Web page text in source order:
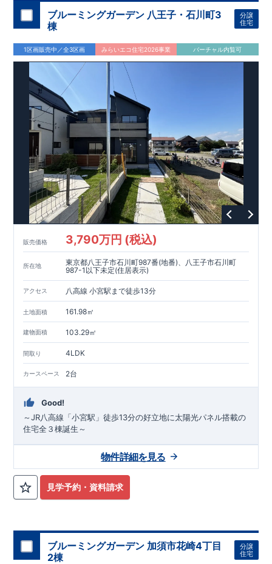
ります。
・設計、施工、営業が互いに協力しあい、最良のプラ
ンを提供いたします。 ・不要な中間マージンを抑えることで、
コストダウンに努めています。
・東栄住宅
の建物は、国が定めた耐震等級で3を取得。建築基準法で定め
られた、｢数百年に一度発生する地震に対して、倒壊、崩壊しな
い。｣という基準から、さらに
す。
【住宅性能評価ダブル取得】
設計段階で、国が認めた第三者機関が評価しています。
住宅性能評価：評価を受けた図面通りに施工されているか、建
設までに、計4回のチェックが行われます。
でなく、現場の施工状況を検査した上で、品質を保証していま
す。
【充実のアフターサポート】
・東栄住宅では、お引渡し後最大10回の無料定期点検と、
年
間の品質保証を実施。お引渡しからが本当のお付き合いだと考
え、アフターサービスを外部の業者に委託せず、東栄住宅グル
ープ「東栄ホームサービス株式会社」にて責任をもって対応い
たします。
ブルーミングガーデン 八王子・石川町3
棟
分譲
住宅
1区画販売中／全3区画 みらいエコ住宅2026事業 バーチャル内覧可
販売価格 3,790万円 (税込)
所在地
東京都八王子市石川町987番(地番)、八王子市石川町
987-1以下未定(住居表示)
アクセス 八高線 小宮駅まで徒歩13分
土地面積 161.98㎡
建物面積 103.29㎡
間取り 4LDK
カースペース 2台
Good!
～JR八高線「小宮駅」徒歩13分の好立地に太陽光パネル搭載の
住宅全３棟誕生～
見学予約・資料請求
物件詳細を見る
ブルーミングガーデン 加須市花崎4丁目
2棟
分譲
住宅